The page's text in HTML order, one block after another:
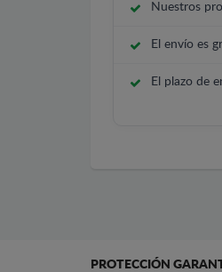
Nuestros
El envío es
El plazo de
PROTECCIÓN